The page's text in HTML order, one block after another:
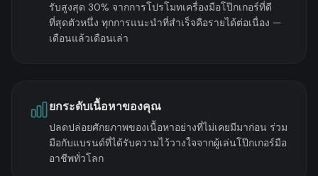
รับสูงสุด 30% จากการโปรโมทเครื่องมือโป๊กเกอร์ที่ดี
ที่สุดตัวหนึ่ง ทุกการแนะนำที่สำเร็จคือรายได้ต่อเนื่อง —
เดือนแล้วเดือนเล่า
ยกระดับเนื้อหาของคุณ
ปลดปล่อยศักยภาพของเนื้อหาอย่างที่ไม่เคยมีมาก่อน ร่วม
มือกับแบรนด์ที่ได้รับความไว้วางใจจากผู้เล่นโป๊กเกอร์มือ
อาชีพทั่วโลก